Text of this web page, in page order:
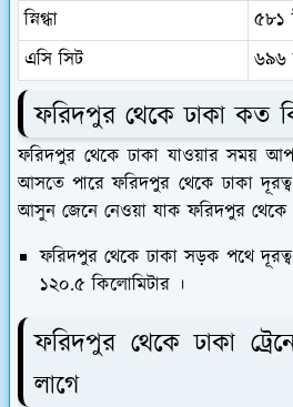
স্নিগ্ধা
৫৮১
এসি সিট
৬৯৬
ফরিদপুর থেকে ঢাকা কত
ফরিদপুর থেকে ঢাকা যাওয়ার সময়
আসতে পারে ফরিদপুর থেকে ঢাকা
আসুন জেনে নেওয়া যাক ফরিদপুর
ফরিদপুর থেকে ঢাকা সড়ক পথে দূরত্ব
১২০.৫ কিলোমিটার ।
ফরিদপুর থেকে ঢাকা
লাগে